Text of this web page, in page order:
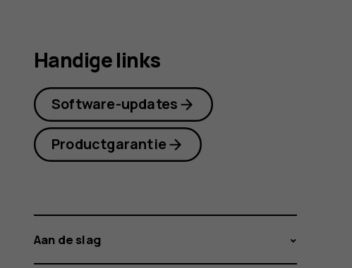
Handige links
Software-updates
Productgarantie
Aan de slag